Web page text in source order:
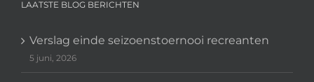
LAATSTE BLOG BERICHTEN
Verslag einde seizoenstoernooi recreanten
5 juni, 2026